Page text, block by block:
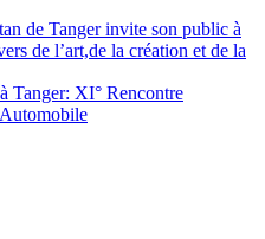
de Tanger invite son public à
de l’art,de la création et de la
Tanger: XI° Rencontre